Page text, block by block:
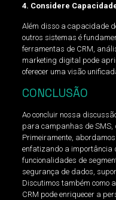
4. Considere
Além disso a capacidade
outros sistemas é
ferramentas de CRM,
marketing digital pode
oferecer uma visão
CONCLUSÃO
Ao concluir nossa
para campanhas de SMS,
Primeiramente,
enfatizando a importância
funcionalidades de
segurança de dados,
Discutimos também como
CRM pode enriquecer a